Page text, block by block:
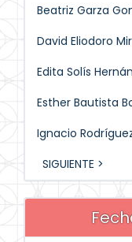
Beatriz Garza
David Eliodoro
Edita Solís
Esther Bautista
Ignacio
SIGUIENTE >